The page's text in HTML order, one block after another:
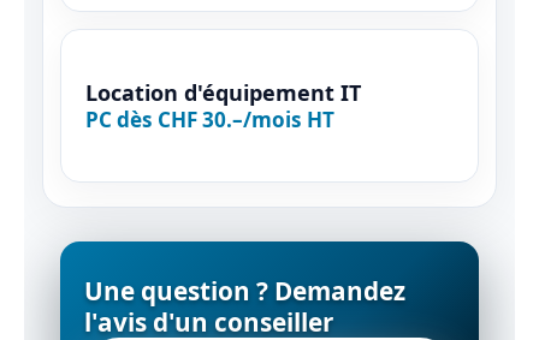
Location d'équipement IT
PC dès CHF 30.–/mois HT
Une question ? Demandez
l'avis d'un conseiller